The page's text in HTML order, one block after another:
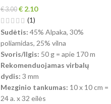
€3.00 € 2.10
(1)
Sudėtis: 45% Alpaka, 30%
poliamidas, 25% vilna
Svoris/Ilgis: 50 g = apie 170 m
Rekomenduojamas virbalų
dydis: 3 mm
Mezginio tankumas: 10 x 10 cm =
24 a. x 32 eilės